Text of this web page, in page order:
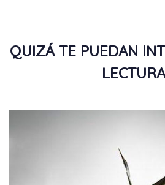
QUIZÁ TE PUEDAN